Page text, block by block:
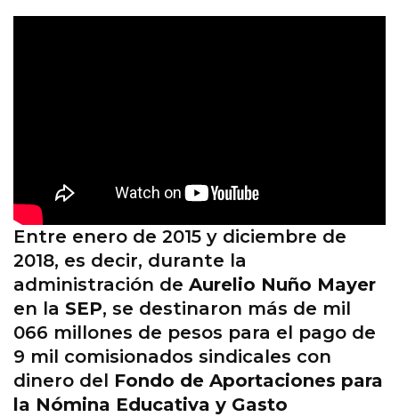
Entre enero de 2015 y diciembre de
2018, es decir, durante la
administración de Aurelio Nuño Mayer
en la SEP, se destinaron más de mil
066 millones de pesos para el pago de
9 mil comisionados sindicales con
dinero del Fondo de Aportaciones para
la Nómina Educativa y Gasto